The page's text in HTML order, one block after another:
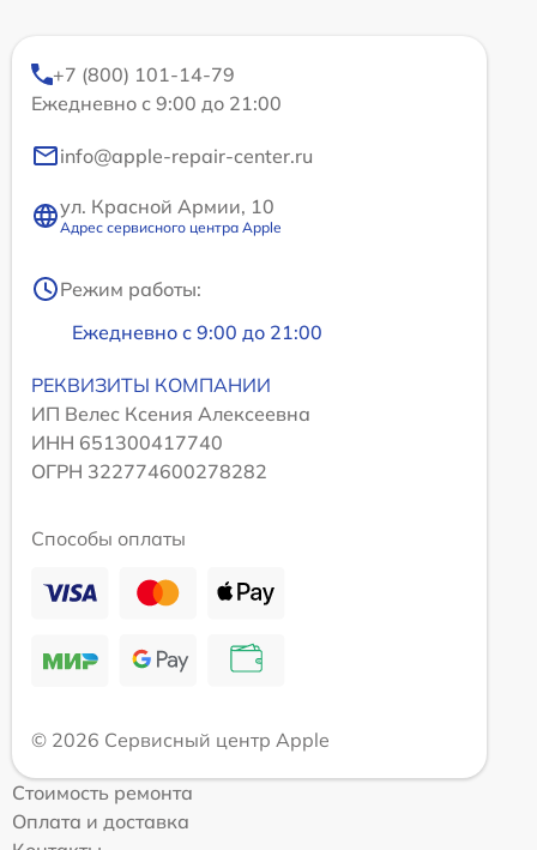
+7 (800) 101-14-79
Ежедневно с 9:00 до 21:00
info@apple-repair-center.ru
ул. Красной Армии, 10
Адрес сервисного центра Apple
Режим работы:
Ежедневно с 9:00 до 21:00
РЕКВИЗИТЫ КОМПАНИИ
ИП Велес Ксения Алексеевна
ИНН 651300417740
ОГРН 322774600278282
Способы оплаты
© 2026 Сервисный центр Apple
Стоимость ремонта
Оплата и доставка